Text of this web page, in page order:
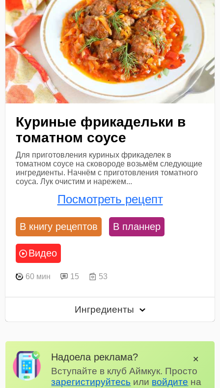
Куриные фрикадельки в
томатном соусе
Для приготовления куриных фрикаделек в
томатном соусе на сковороде возьмём следующие
ингредиенты. Начнём с приготовления томатного
соуса. Лук очистим и нарежем...
Посмотреть рецепт
В книгу рецептов В планнер
Видео
60 мин 15 53
Ингредиенты
Надоела реклама?
Вступайте в клуб Аймкук. Просто
зарегистируйтесь или войдите на
✕